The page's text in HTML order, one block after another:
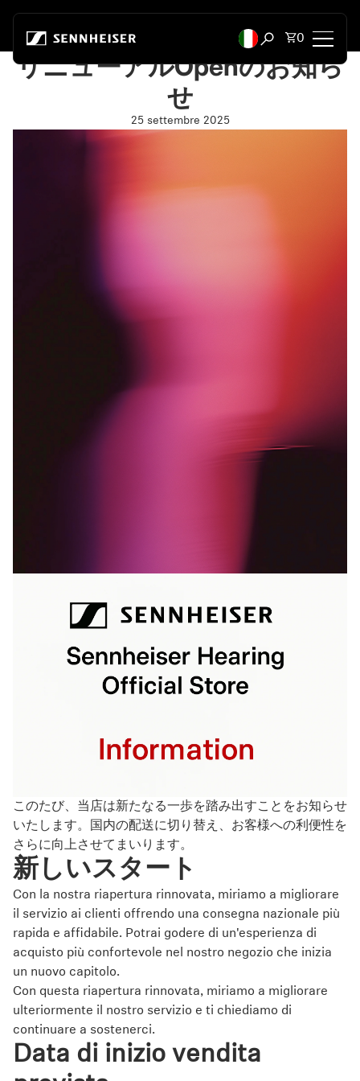
Apri ricerca
Articoli
0
Cuffie per connettività
Dongle Bluetooth
Ricambi e accessori per cuffie
Ricambi e accessori originali per l'udito
Ricambi e accessori AMBEO
Esplora
Chi siamo
Innovazioni
Sound Space
リニューアルOpenのお知ら
せ
25 settembre 2025
このたび、当店は新たなる一歩を踏み出すことをお知らせ
いたします。国内の配送に切り替え、お客様への利便性を
さらに向上させてまいります。
新しいスタート
Con la nostra riapertura rinnovata, miriamo a migliorare
il servizio ai clienti offrendo una consegna nazionale più
rapida e affidabile. Potrai godere di un'esperienza di
acquisto più confortevole nel nostro negozio che inizia
un nuovo capitolo.
Con questa riapertura rinnovata, miriamo a migliorare
ulteriormente il nostro servizio e ti chiediamo di
continuare a sostenerci.
Data di inizio vendita